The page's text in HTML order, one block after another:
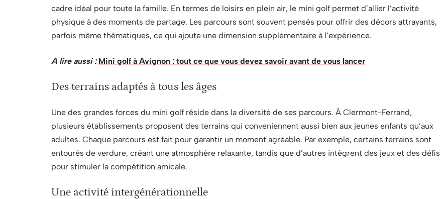
cadre idéal pour toute la famille. En termes de loisirs en plein air, le mini golf permet d’allier l’activité
physique à des moments de partage. Les parcours sont souvent pensés pour offrir des décors attrayants,
parfois même thématiques, ce qui ajoute une dimension supplémentaire à l’expérience.
A lire aussi : Mini golf à Avignon : tout ce que vous devez savoir avant de vous lancer
Des terrains adaptés à tous les âges
Une des grandes forces du mini golf réside dans la diversité de ses parcours. À Clermont-Ferrand,
plusieurs établissements proposent des terrains qui conveniennent aussi bien aux jeunes enfants qu’aux
adultes. Chaque parcours est fait pour garantir un moment agréable. Par exemple, certains terrains sont
entourés de verdure, créant une atmosphère relaxante, tandis que d’autres intègrent des jeux et des défis
pour stimuler la compétition amicale.
Une activité intergénérationnelle